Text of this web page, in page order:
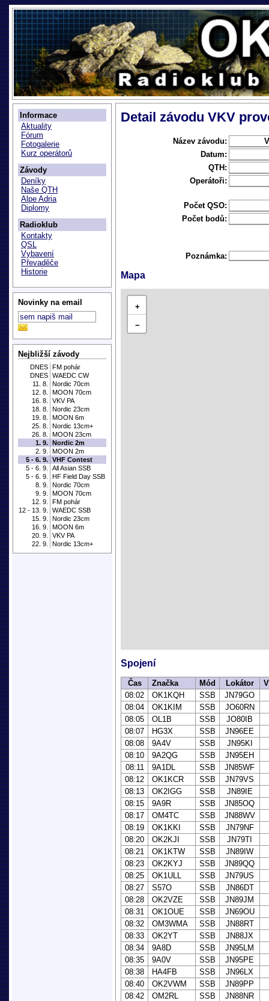
Informace
Aktuality
Fórum
Fotogalerie
Kurz operátorů
Závody
Deníky
Naše QTH
Alpe Adria
Diplomy
Radioklub
Kontakty
QSL
Vybavení
Převaděče
Historie
Novinky na email
Nejbližší závody
DNES FM pohár
DNES WAEDC CW
11. 8.
Nordic 70cm
12. 8.
MOON 70cm
16. 8.
VKV PA
18. 8.
Nordic 23cm
19. 8.
MOON 6m
25. 8.
Nordic 13cm+
26. 8.
MOON 23cm
1. 9. Nordic 2m
2. 9.
MOON 2m
5 - 6. 9. VHF Contest
5 - 6. 9.
All Asian SSB
5 - 6. 9.
HF Field Day SSB
8. 9.
Nordic 70cm
9. 9.
MOON 70cm
12. 9.
FM pohár
12 - 13. 9.
WAEDC SSB
15. 9.
Nordic 23cm
16. 9.
MOON 6m
20. 9.
VKV PA
22. 9.
Nordic 13cm+
Detail závodu VKV
Název závodu:
Datum:
QTH:
Operátoři:
Počet QSO:
Počet bodů:
Poznámka:
Mapa
+
−
Spojení
Čas Značka Mód Lokátor
08:02
OK1KQH SSB
JN79GO
08:04
OK1KIM SSB
JO60RN
08:05
OL1B SSB
JO80IB
08:07
HG3X SSB
JN96EE
08:08
9A4V SSB
JN95KI
08:10
9A2QG SSB
JN95EH
08:11
9A1DL SSB
JN85WF
08:12
OK1KCR SSB
JN79VS
08:13
OK2IGG SSB
JN89IE
08:15
9A9R SSB
JN85OQ
08:17
OM4TC SSB
JN88WV
08:19
OK1KKI SSB
JN79NF
08:20
OK2KJI SSB
JN79TI
08:21
OK1KTW SSB
JN89IW
08:23
OK2KYJ SSB
JN89QQ
08:25
OK1ULL SSB
JN79US
08:27
S57O SSB
JN86DT
08:28
OK2VZE SSB
JN89JM
08:31
OK1OUE SSB
JN69OU
08:32
OM3WMA SSB
JN88RT
08:33
OK2YT SSB
JN88JX
08:34
9A8D SSB
JN95LM
08:35
9A0V SSB
JN95PE
08:38
HA4FB SSB
JN96LX
08:40
OK2VWM SSB
JN89PP
08:42
OM2RL SSB
JN88NR